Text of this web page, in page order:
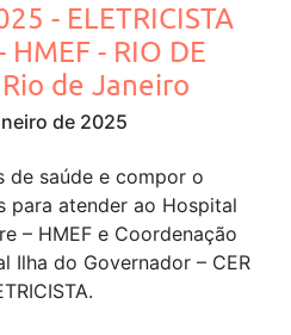
- ELETRICISTA
HMEF - RIO DE
de Janeiro
de 2025
de saúde e compor o
para atender ao Hospital
– HMEF e Coordenação
Ilha do Governador – CER